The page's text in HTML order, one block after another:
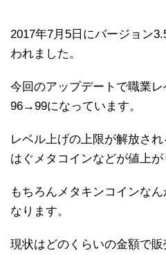
2017年7月5日にバージョン
われました。
今回のアップデートで職業レ
96→99になっています。
レベル上げの上限が解放さ
はぐメタコインなどが値上が
もちろんメタキンコインな
なります。
現状はどのくらいの金額で